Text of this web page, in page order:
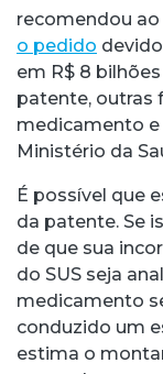
recomendou
o pedido
em R$ 8
patente, outras
medicamento e
Ministério da
É possível que
da patente. Se
de que sua
do SUS seja
medicamento
conduzido um
estima o